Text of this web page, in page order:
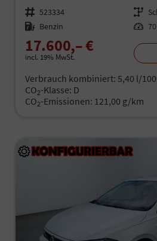
Fahrzeugnr. 523334 Getriebe
Kraftstoff Benzin Leistung
17.600,– €
incl. 19% MwSt.
Verbrauch kombiniert: 5,40 l/
CO2-Klasse: D
CO2-Emissionen: 121,00 g/km